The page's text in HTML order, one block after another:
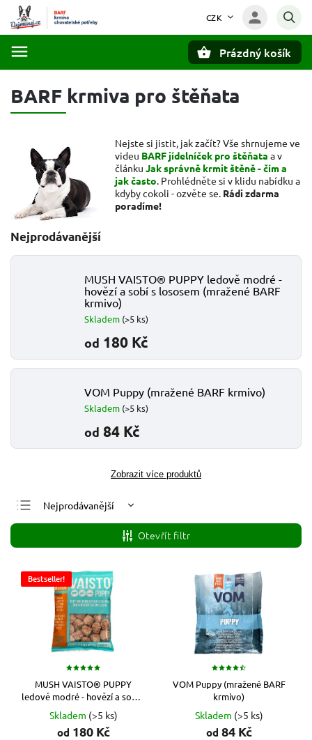
CZK
Prázdný košík
BARF krmiva pro štěňata
Nejste si jistit, jak začít? Vše shrnujeme ve
videu BARF jídelníček pro štěňata a v
článku Jak správně krmit štěně - čím a
jak často. Prohlédněte si v klidu nabídku a
kdyby cokoli - ozvěte se. Rádi zdarma
poradíme!
Nejprodávanější
MUSH VAISTO® PUPPY ledově modré -
hovězí a sobí s lososem (mražené BARF
krmivo)
Skladem (>5 ks)
od 180 Kč
VOM Puppy (mražené BARF krmivo)
Skladem (>5 ks)
od 84 Kč
Zobrazit více produktů
Nejlevnější
Nejdražší
Nejprodávanější
Abecedně
Otevřít filtr
Bestseller!
MUSH VAISTO® PUPPY
ledově modré - hovězí a sobí s
lososem (mražené BARF
krmivo)
Skladem (>5 ks)
od 180 Kč
VOM Puppy (mražené BARF
krmivo)
Skladem (>5 ks)
od 84 Kč